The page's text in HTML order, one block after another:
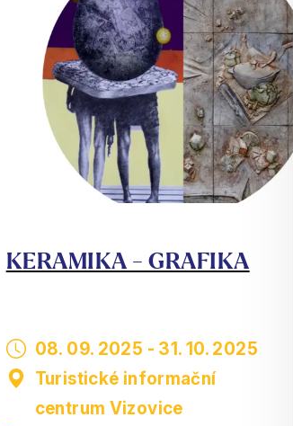
KERAMIKA - GRAFIKA
08. 09. 2025 - 31. 10. 2025
Turistické informační
centrum Vizovice